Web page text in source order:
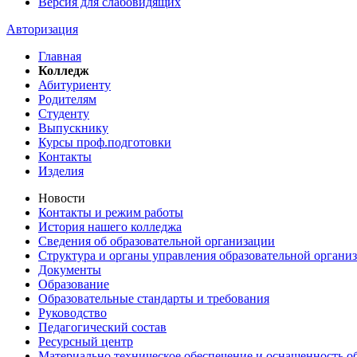
Авторизация
Главная
Колледж
Абитуриенту
Родителям
Студенту
Выпускнику
Курсы проф.подготовки
Контакты
Изделия
Новости
Контакты и режим работы
История нашего колледжа
Сведения об образовательной организации
Структура и органы управления образовательной
Документы
Образование
Образовательные стандарты и требования
Руководство
Педагогический состав
Ресурсный центр